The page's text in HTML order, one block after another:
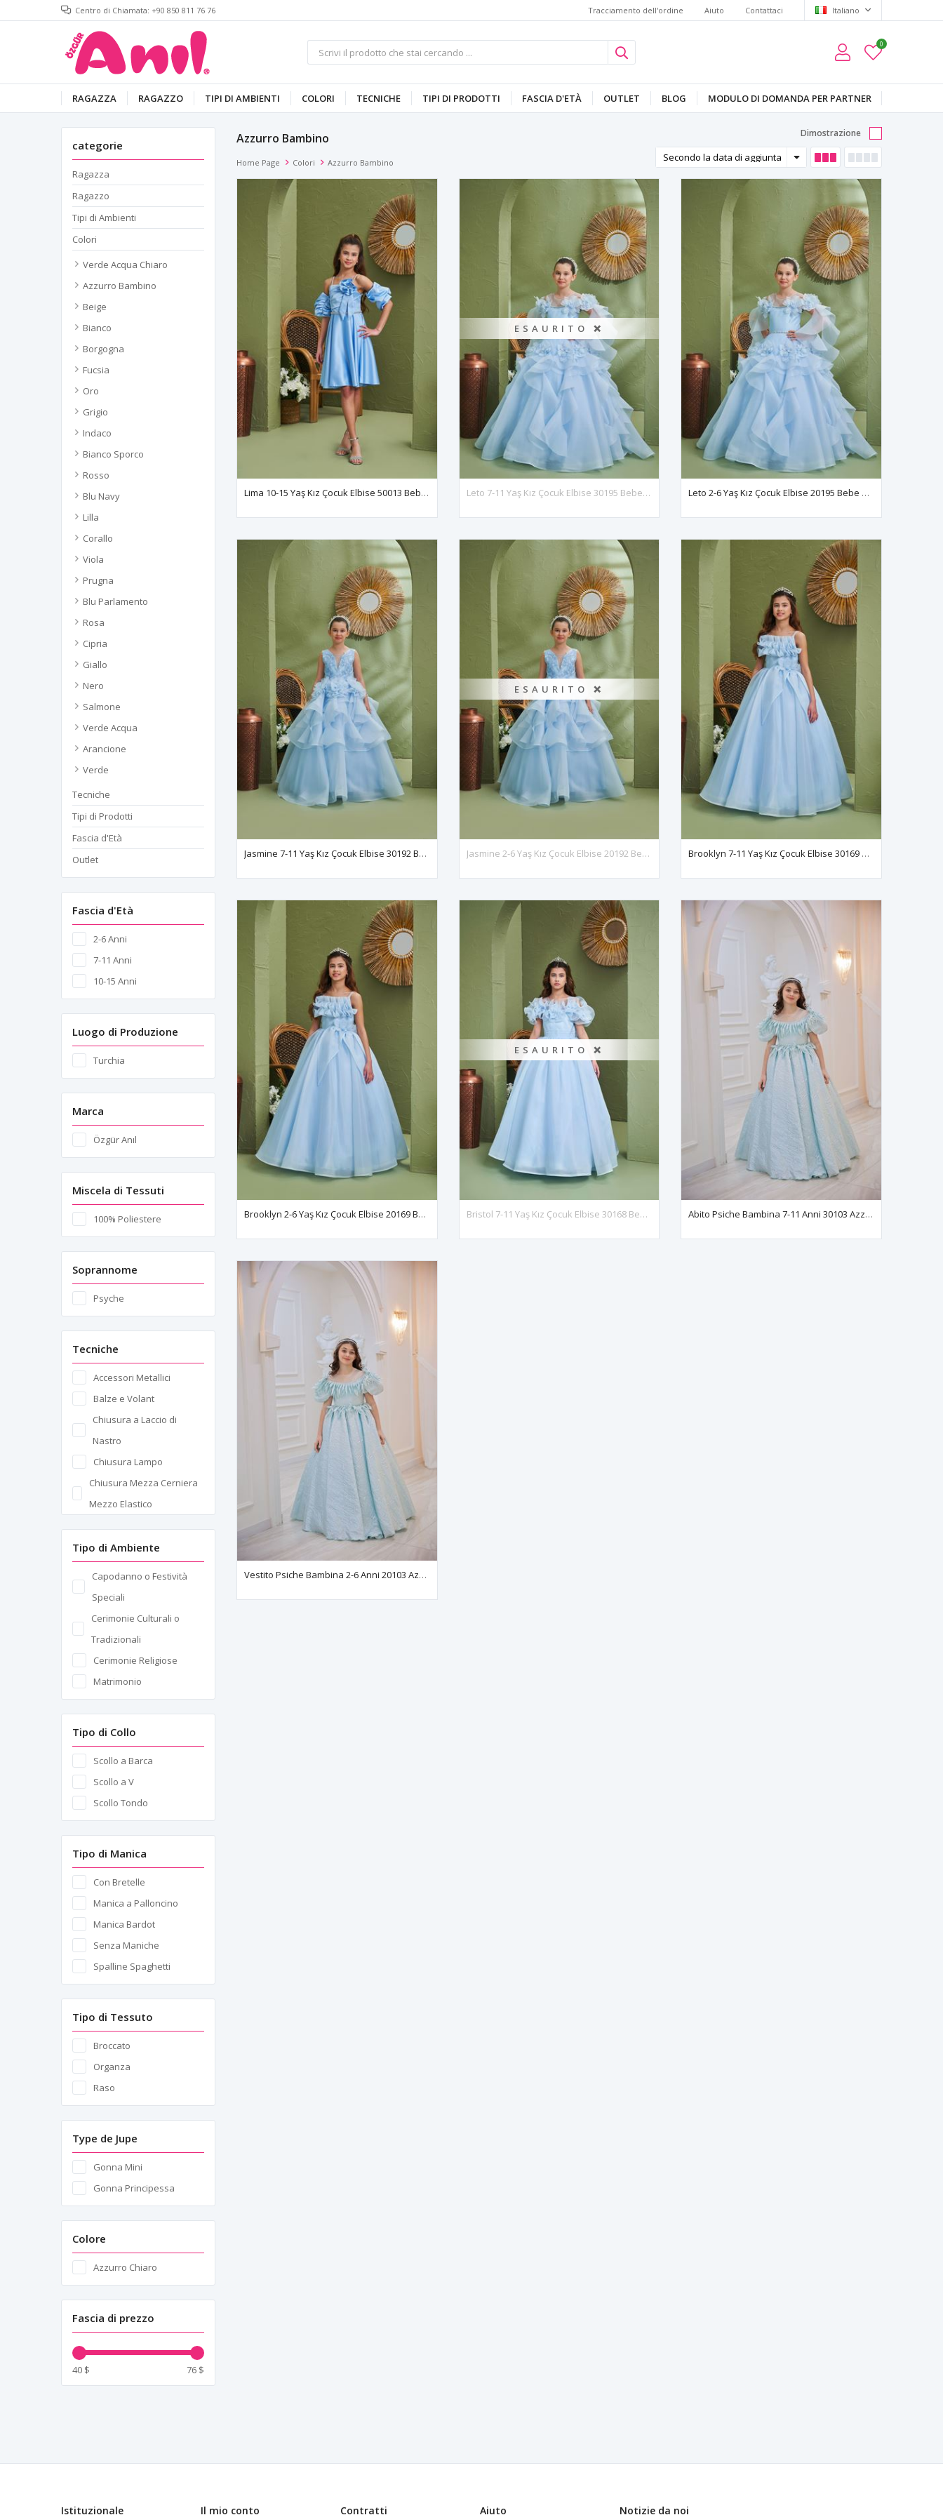
Centro di Chiamata: +90 850 811 76 76 Tracciamento dell'ordine Aiuto Contattaci Italiano
0
RAGAZZA RAGAZZO TIPI DI AMBIENTI COLORI TECNICHE TIPI DI PRODOTTI FASCIA D'ETÀ OUTLET BLOG MODULO DI DOMANDA PER PARTNER
categorie
Ragazza
Ragazzo
Tipi di Ambienti
Colori
Verde Acqua Chiaro
Azzurro Bambino
Beige
Bianco
Borgogna
Fucsia
Oro
Grigio
Indaco
Bianco Sporco
Rosso
Blu Navy
Lilla
Corallo
Viola
Prugna
Blu Parlamento
Rosa
Cipria
Giallo
Nero
Salmone
Verde Acqua
Arancione
Verde
Tecniche
Tipi di Prodotti
Fascia d'Età
Outlet
Fascia d'Età
2-6 Anni
7-11 Anni
10-15 Anni
Luogo di Produzione
Turchia
Marca
Özgür Anıl
Miscela di Tessuti
100% Poliestere
Soprannome
Psyche
Tecniche
Accessori Metallici
Balze e Volant
Chiusura a Laccio di
Nastro
Chiusura Lampo
Chiusura Mezza Cerniera
Mezzo Elastico
Dettagli della Spalla
Tipo di Ambiente
Capodanno o Festività
Speciali
Cerimonie Culturali o
Tradizionali
Cerimonie Religiose
Matrimonio
Tipo di Collo
Scollo a Barca
Scollo a V
Scollo Tondo
Tipo di Manica
Con Bretelle
Manica a Palloncino
Manica Bardot
Senza Maniche
Spalline Spaghetti
Tipo di Tessuto
Broccato
Organza
Raso
Type de Jupe
Gonna Mini
Gonna Principessa
Colore
Azzurro Chiaro
Fascia di prezzo
40 $ 76 $
Azzurro Bambino
Home Page Colori Azzurro Bambino
Dimostrazione
Lima 10-15 Yaş Kız Çocuk Elbise 50013 Bebe Mavi
ESAURITO ❌
Leto 7-11 Yaş Kız Çocuk Elbise 30195 Bebe Mavi Leto 2-6 Yaş Kız Çocuk Elbise 20195 Bebe Mavi
Jasmine 7-11 Yaş Kız Çocuk Elbise 30192 Bebe Mavi
ESAURITO ❌
Jasmine 2-6 Yaş Kız Çocuk Elbise 20192 Bebe Mavi Brooklyn 7-11 Yaş Kız Çocuk Elbise 30169 Bebe Mavi
Brooklyn 2-6 Yaş Kız Çocuk Elbise 20169 Bebe Mavi
ESAURITO ❌
Bristol 7-11 Yaş Kız Çocuk Elbise 30168 Bebe Mavi Abito Psiche Bambina 7-11 Anni 30103 Azzurro Baby
Vestito Psiche Bambina 2-6 Anni 20103 Azzurro Baby
Istituzionale Il mio conto Contratti Aiuto Notizie da noi